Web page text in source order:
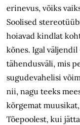
erinevus, võiks
Soolised
hoiavad kindlat
kõnes. Igal
tähendusväli, mis
sugudevahelisi
nii, nagu teeks
kõrgemat
Tõepoolest, kui